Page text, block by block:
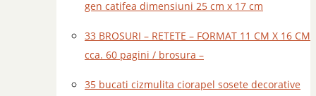
gen catifea dimensiuni 25 cm x 17 cm
33 BROSURI – RETETE – FORMAT 11 CM X 16 CM
cca. 60 pagini / brosura –
35 bucati cizmulita ciorapel sosete decorative